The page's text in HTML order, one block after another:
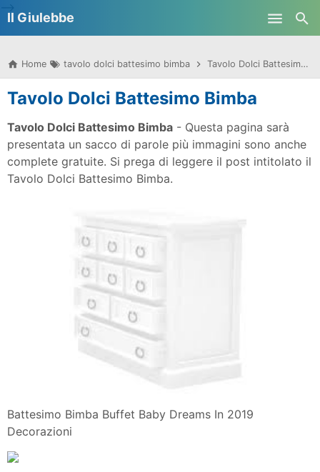
Il Giulebbe
Home tavolo dolci battesimo bimba Tavolo Dolci Battesimo Bimba
Tavolo Dolci Battesimo Bimba
Tavolo Dolci Battesimo Bimba - Questa pagina sarà
presentata un sacco di parole più immagini sono anche
complete gratuite. Si prega di leggere il post intitolato il
Tavolo Dolci Battesimo Bimba.
Battesimo Bimba Buffet Baby Dreams In 2019
Decorazioni